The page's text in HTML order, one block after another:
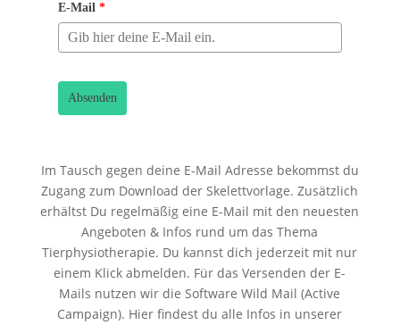
E-Mail*
Absenden
Im Tausch gegen deine E-Mail Adresse bekommst du
Zugang zum Download der Skelettvorlage. Zusätzlich
erhältst Du regelmäßig eine E-Mail mit den neuesten
Angeboten & Infos rund um das Thema
Tierphysiotherapie. Du kannst dich jederzeit mit nur
einem Klick abmelden. Für das Versenden der E-
Mails nutzen wir die Software Wild Mail (Active
Campaign). Hier findest du alle Infos in unserer